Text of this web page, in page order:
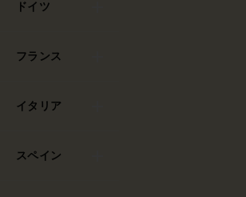
ドイツ
フランス
イタリア
スペイン